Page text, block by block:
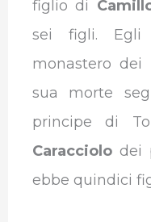
figlio di
sei figli. Egli
monastero
sua morte
principe di
Caracciolodei
ebbe quindici